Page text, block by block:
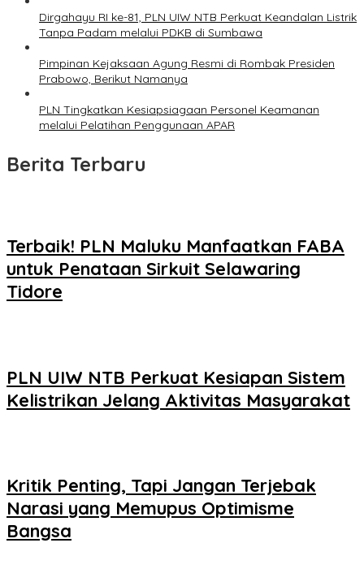
Dirgahayu RI ke-81, PLN UIW NTB Perkuat Keandalan Listrik
Tanpa Padam melalui PDKB di Sumbawa
Pimpinan Kejaksaan Agung Resmi di Rombak Presiden
Prabowo, Berikut Namanya
PLN Tingkatkan Kesiapsiagaan Personel Keamanan
melalui Pelatihan Penggunaan APAR
Berita Terbaru
Terbaik! PLN Maluku Manfaatkan FABA
untuk Penataan Sirkuit Selawaring
Tidore
PLN UIW NTB Perkuat Kesiapan Sistem
Kelistrikan Jelang Aktivitas Masyarakat
Kritik Penting, Tapi Jangan Terjebak
Narasi yang Memupus Optimisme
Bangsa